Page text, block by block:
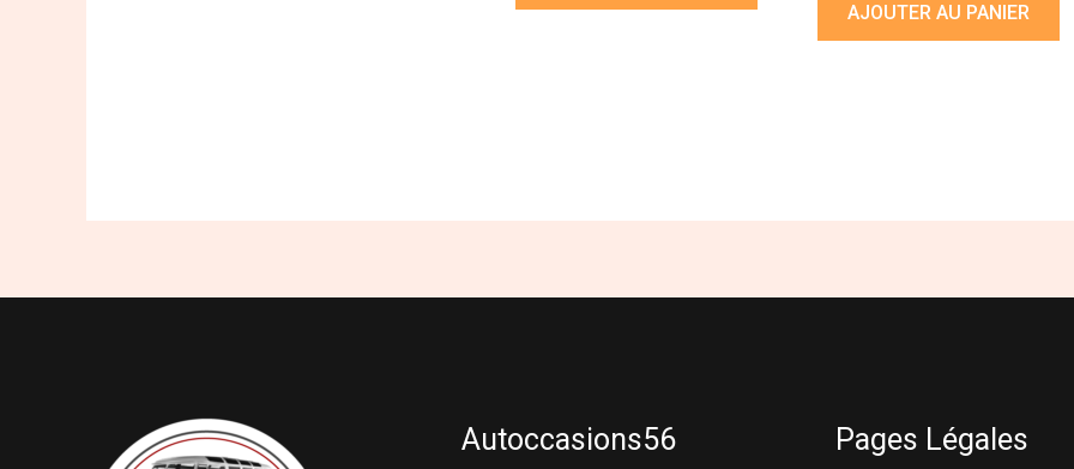
AJOUTER AU PANIER
Autoccasions56 Pages Légales